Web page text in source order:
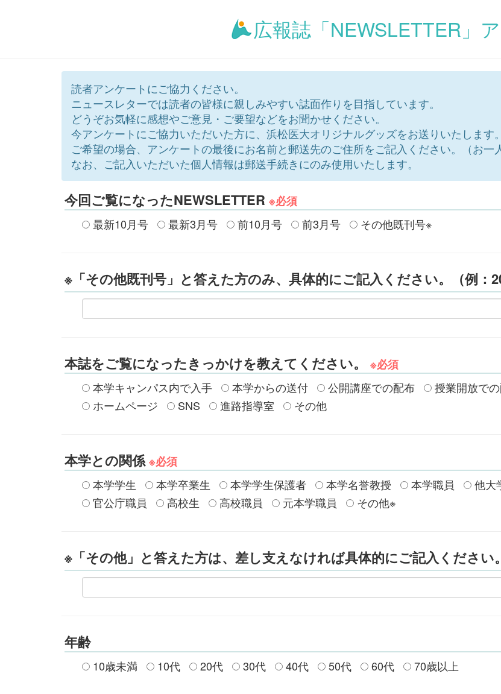
広報誌「NEWSLETTER」
読者アンケートにご協力ください。
ニュースレターでは読者の皆様に親しみやすい誌面作りを目指しています。
どうぞお気軽に感想やご意見・ご要望などをお聞かせください。
今アンケートにご協力いただいた方に、浜松医大オリジナルグッズをお送りいたします。
ご希望の場合、アンケートの最後にお名前と郵送先のご住所をご記入ください。（お一
なお、ご記入いただいた個人情報は郵送手続きにのみ使用いたします。
今回ご覧になったNEWSLETTER ※必須
最新10月号
最新3月号 前10月号 前3月号 その他既刊号※
※「その他既刊号」と答えた方のみ、具体的にご記入ください。（例：
本誌をご覧になったきっかけを教えてください。
※必須
本学キャンパス内で入手
本学からの送付 公開講座での配布 授業開放で
ホームページ
SNS 進路指導室 その他
本学との関係※必須
本学学生
本学卒業生 本学学生保護者 本学名誉教授 本学職員 他大
官公庁職員
高校生 高校職員 元本学職員 その他※
※「その他」と答えた方は、差し支えなければ具体的にご記入ください。
年齢
10歳未満 10代 20代 30代 40代 50代 60代 70歳以上